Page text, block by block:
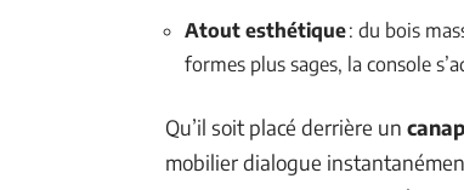
Atout esthétique: du bois
formes plus sages, la console
Qu’il soit placé derrière un
mobilier dialogue